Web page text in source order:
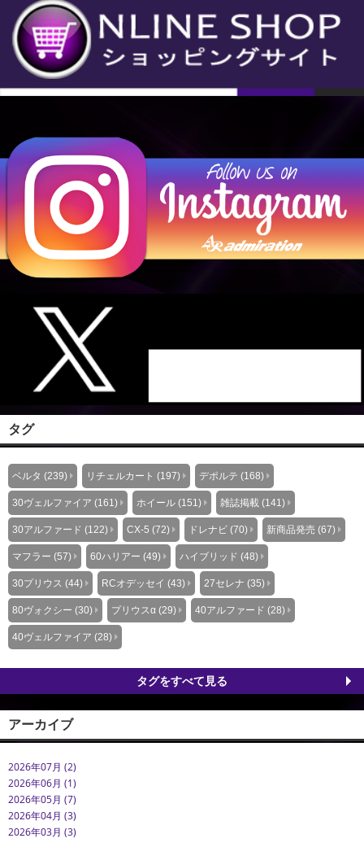
タグ
ベルタ (239) リチェルカート (197) デポルテ (168)
30ヴェルファイア (161) ホイール (151) 雑誌掲載 (141)
30アルファード (122) CX-5 (72) ドレナビ (70) 新商品発売 (67)
マフラー (57) 60ハリアー (49) ハイブリッド (48)
30プリウス (44) RCオデッセイ (43) 27セレナ (35)
80ヴォクシー (30) プリウスα (29) 40アルファード (28)
40ヴェルファイア (28)
タグをすべて見る
アーカイブ
2026年07月 (2)
2026年06月 (1)
2026年05月 (7)
2026年04月 (3)
2026年03月 (3)